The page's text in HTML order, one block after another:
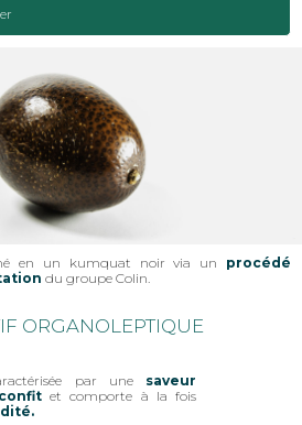
en un kumquat noir via un procédé
du groupe Colin.
ORGANOLEPTIQUE
par une saveur
et comporte à la fois